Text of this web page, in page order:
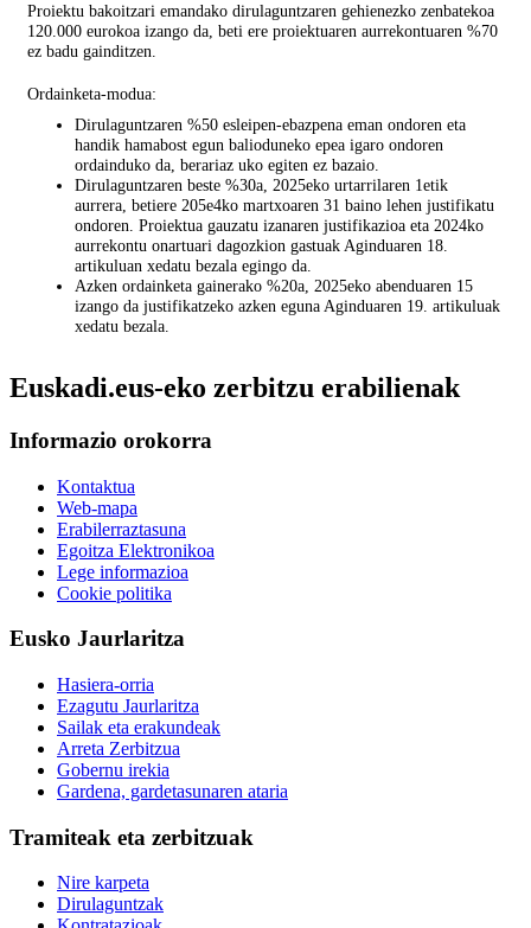
Proiektu bakoitzari emandako dirulaguntzaren gehienezko zenbatekoa
120.000 eurokoa izango da, beti ere proiektuaren aurrekontuaren %70
ez badu gainditzen.
Ordainketa-modua:
Dirulaguntzaren %50 esleipen-ebazpena eman ondoren eta
handik hamabost egun balioduneko epea igaro ondoren
ordainduko da, berariaz uko egiten ez bazaio.
Dirulaguntzaren beste %30a, 2025eko urtarrilaren 1etik
aurrera, betiere 205e4ko martxoaren 31 baino lehen justifikatu
ondoren. Proiektua gauzatu izanaren justifikazioa eta 2024ko
aurrekontu onartuari dagozkion gastuak Aginduaren 18.
artikuluan xedatu bezala egingo da.
Azken ordainketa gainerako %20a, 2025eko abenduaren 15
izango da justifikatzeko azken eguna Aginduaren 19. artikuluak
xedatu bezala.
Euskadi.eus-eko zerbitzu erabilienak
Informazio orokorra
Kontaktua
Web-mapa
Erabilerraztasuna
Egoitza Elektronikoa
Lege informazioa
Cookie politika
Eusko Jaurlaritza
Hasiera-orria
Ezagutu Jaurlaritza
Sailak eta erakundeak
Arreta Zerbitzua
Gobernu irekia
Gardena, gardetasunaren ataria
Tramiteak eta zerbitzuak
Nire karpeta
Dirulaguntzak